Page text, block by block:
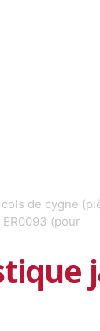
de cygne
(pour